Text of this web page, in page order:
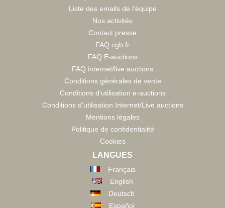
Liste des emails de l'équipe
Nos activités
Contact presse
FAQ cgb.fr
FAQ E-auctions
FAQ internet/live auctions
Conditions générales de vente
Conditions d'utilisation e-auctions
Conditions d'utilisation Internet/Live auctions
Mentions légales
Politique de confidentialité
Cookies
LANGUES
Français
English
Deutsch
Español